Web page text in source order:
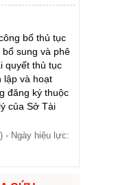
cấp nhiệm kỳ 2026 - 2031
quyết thủ tục
và hoạt
đăng ký thuộc
của Sở Tài
-Ngày hiệu lực:
quyền cho
nghệ giải
quyết của